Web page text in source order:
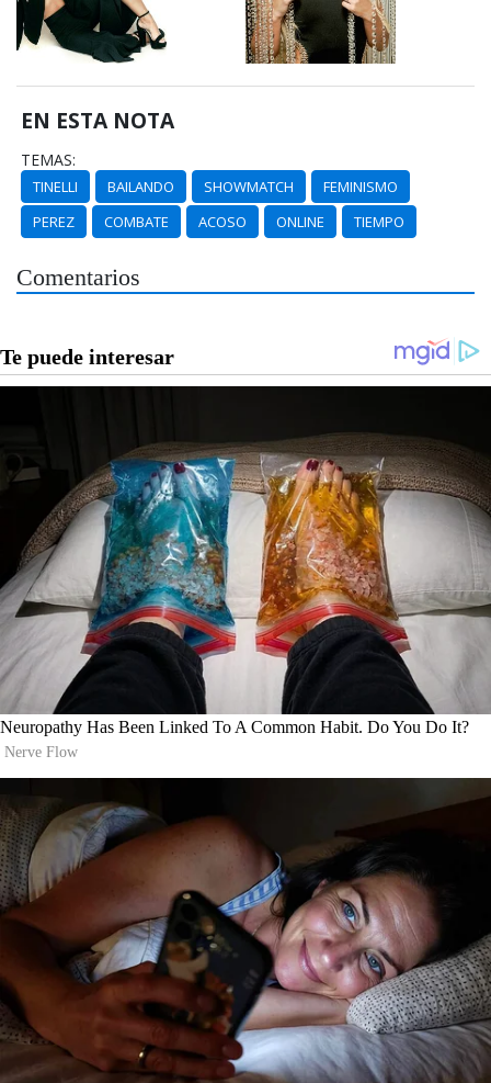
EN ESTA NOTA
TEMAS:
TINELLI BAILANDO SHOWMATCH
FEMINISMO
PEREZ
COMBATE ACOSO ONLINE TIEMPO
Comentarios